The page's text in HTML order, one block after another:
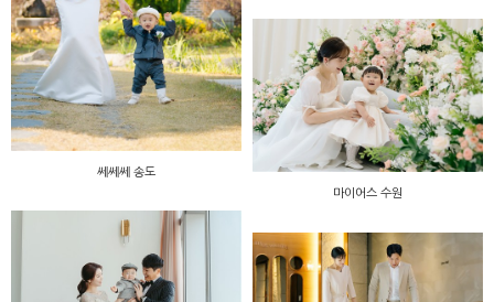
쎄쎄쎄 송도
마이어스 수원